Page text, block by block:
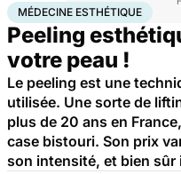
AccueilSantéMaladiesMédecine
MÉDECINE ESTHÉTIQUE
Peeling
votre peau !
Le peeling est une
utilisée. Une sorte de
plus de 20 ans en
case bistouri. Son prix
son intensité, et bien